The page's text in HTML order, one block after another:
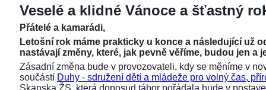
Veselé a klidné Vánoce a šťastný
Přátelé a kamarádi,
Letošní rok máme prakticky u konce a následující už
nastávají změny, které, jak pevně věříme, budou jen a
Zásadní změna bude v provozovateli, kdy se měníme v
součástí Duhy - sdružení dětí a mládeže pro volný čas,
Skanska ŽS, která doposud tábor pořádala bude v